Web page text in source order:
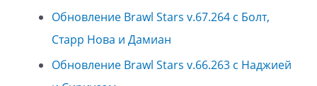
Обновление Brawl Stars v.67.264 с Болт,
Старр Нова и Дамиан
Обновление Brawl Stars v.66.263 с Наджией